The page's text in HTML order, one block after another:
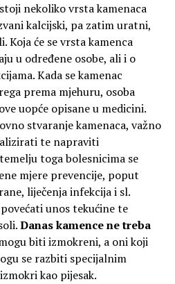
nekoliko vrsta kamenaca
kalcijski, pa zatim uratni,
će se vrsta kamenca
u određene osobe, ali i o
Kada se kamenac
prema mjehuru, osoba
uopće opisane u medicini.
stvaranje kamenaca, važno
te napraviti
toga bolesnicima se
mjere prevencije, poput
liječenja infekcija i sl.
unos tekućine te
Danas kamence ne treba
biti izmokreni, a oni koji
se razbiti specijalnim
kao pijesak.